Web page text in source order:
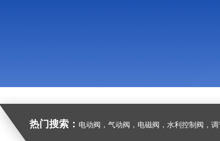
热门搜索： 电动阀，气动阀，电磁阀，水利控制阀，调节